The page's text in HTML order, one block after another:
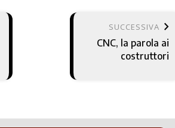
SUCCESSIVA keyboard_arrow_right
CNC, la parola ai
costruttori